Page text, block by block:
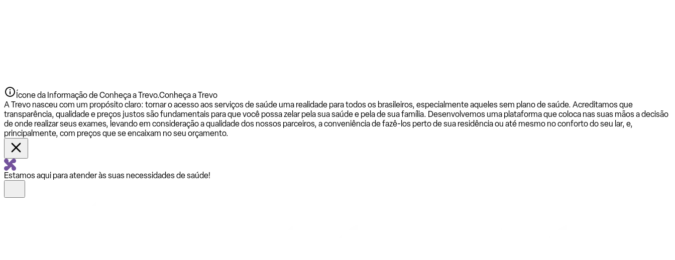
Ícone da Informação de Conheça a Trevo.Conheça a Trevo
A Trevo nasceu com um propósito claro: tornar o acesso aos serviços de saúde uma realidade para todos os brasileiros, especialmente aqueles sem plano de saúde. Acreditamos que
transparência, qualidade e preços justos são fundamentais para que você possa zelar pela sua saúde e pela de sua família. Desenvolvemos uma plataforma que coloca nas suas mãos a decisão
de onde realizar seus exames, levando em consideração a qualidade dos nossos parceiros, a conveniência de fazê-los perto de sua residência ou até mesmo no conforto do seu lar, e,
principalmente, com preços que se encaixam no seu orçamento.
Estamos aqui para atender às suas necessidades de saúde!